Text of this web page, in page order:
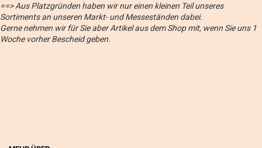
==> Aus Platzgründen haben wir nur einen kleinen Teil unseres
Sortiments an unseren Markt- und Messeständen dabei.
Gerne nehmen wir für Sie aber Artikel aus dem Shop mit, wenn Sie uns 1
Woche vorher Bescheid geben.